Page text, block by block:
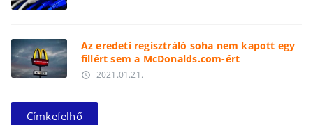
Az eredeti regisztráló soha nem kapott egy
fillért sem a McDonalds.com-ért
access_time 2021.01.21.
Címkefelhő